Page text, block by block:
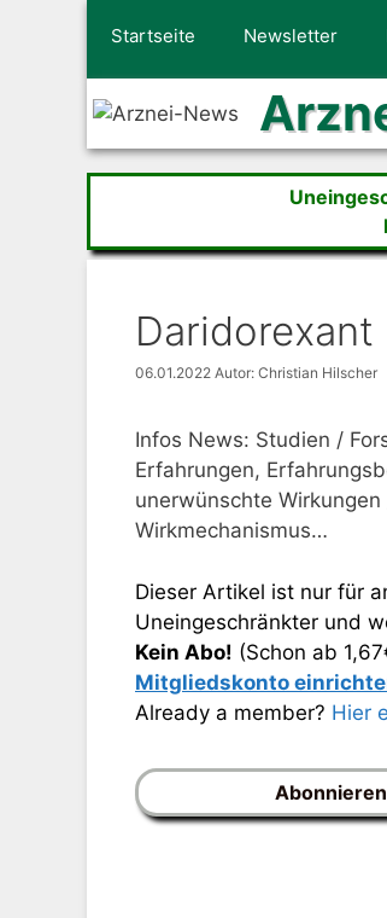
Startseite Newsletter
Daridorexant
06.01.2022 Autor: Christian Hilscher
Infos News: Studien /
Erfahrungen,
unerwünschte
Wirkmechanismus…
Dieser Artikel ist nur für
Uneingeschränkter und
Kein Abo! (Schon ab
Mitgliedskonto
Already a member? Hier